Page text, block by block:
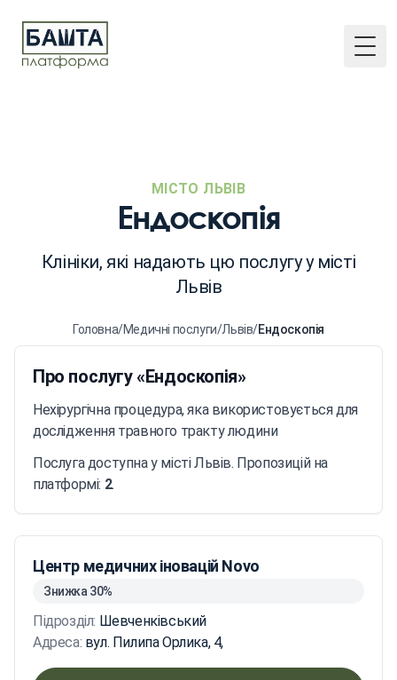
МІСТО ЛЬВІВ
Ендоскопія
Клініки, які надають цю послугу у місті
Львів
Головна/Медичні послуги/Львів/Ендоскопія
Про послугу «Ендоскопія»
Нехірургічна процедура, яка використовується для
дослідження травного тракту людини
Послуга доступна у місті Львів. Пропозицій на
платформі: 2.
Центр медичних іновацій Novo
Знижка 30%
Підрозділ: Шевченківський
Адреса: вул. Пилипа Орлика, 4,